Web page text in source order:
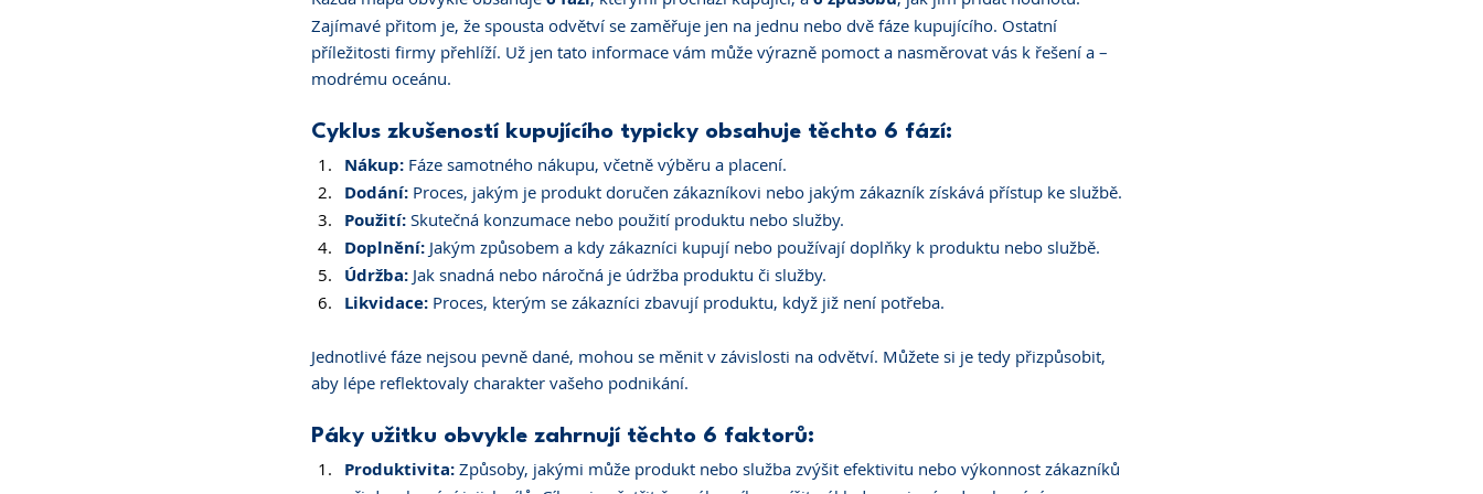
Zajímavé přitom je, že spousta odvětví se zaměřuje jen na jednu nebo dvě fáze kupujícího. Ostatní
příležitosti firmy přehlíží. Už jen tato informace vám může výrazně pomoct a nasměrovat vás k řešení a –
modrému oceánu.
Cyklus zkušeností kupujícího typicky obsahuje těchto 6 fází:
Nákup: Fáze samotného nákupu, včetně výběru a placení.
Dodání: Proces, jakým je produkt doručen zákazníkovi nebo jakým zákazník získává přístup ke službě.
Použití: Skutečná konzumace nebo použití produktu nebo služby.
Doplnění: Jakým způsobem a kdy zákazníci kupují nebo používají doplňky k produktu nebo službě.
Údržba: Jak snadná nebo náročná je údržba produktu či služby.
Likvidace: Proces, kterým se zákazníci zbavují produktu, když již není potřeba.
Jednotlivé fáze nejsou pevně dané, mohou se měnit v závislosti na odvětví. Můžete si je tedy přizpůsobit,
aby lépe reflektovaly charakter vašeho podnikání.
Páky užitku obvykle zahrnují těchto 6 faktorů:
Produktivita: Způsoby, jakými může produkt nebo služba zvýšit efektivitu nebo výkonnost zákazníků